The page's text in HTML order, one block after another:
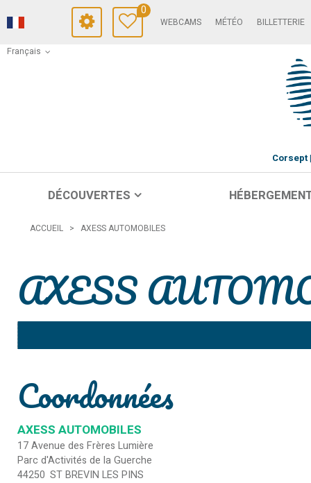
Français
0
WEBCAMS MÉTÉO BILLETTERIE
Corsept
DÉCOUVERTES
ACCUEIL > AXESS AUTOMOBILES
AXESS
Coordonnées
AXESS AUTOMOBILES
17 Avenue des Frères Lumière
Parc d'Activités de la Guerche
44250 ST BREVIN LES PINS